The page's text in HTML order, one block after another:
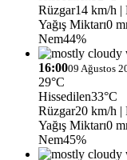
Rüzgar14 km/h |
Yağış Miktarı0
Nem44%
16:0009 Ağustos
29°C
Hissedilen33°C
Rüzgar20 km/h |
Yağış Miktarı0
Nem45%